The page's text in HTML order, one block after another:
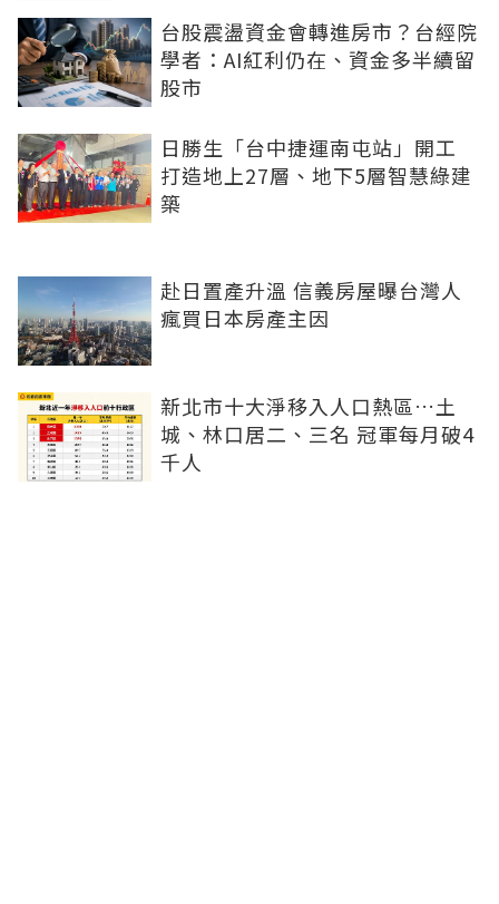
台股震盪資金會轉進房市？台經院
學者：AI紅利仍在、資金多半續留
股市
日勝生「台中捷運南屯站」開工
打造地上27層、地下5層智慧綠建
築
赴日置產升溫 信義房屋曝台灣人
瘋買日本房產主因
新北市十大淨移入人口熱區…土
城、林口居二、三名 冠軍每月破4
千人